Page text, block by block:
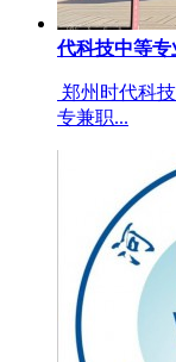
代科技中等专
郑州时代科
专兼职...